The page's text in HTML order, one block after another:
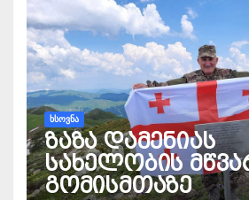
ᲮᲡᲝᲕᲜᲐ
ზაზა დამენიას
სახელობის
გომისმთაზე